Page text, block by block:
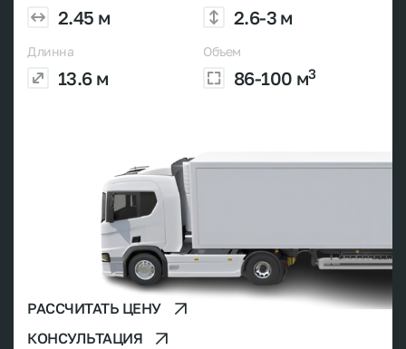
2.45 м 2.6-3 м
Длинна
13.6 м
Объем
86-100 м3
РАССЧИТАТЬ ЦЕНУ
КОНСУЛЬТАЦИЯ